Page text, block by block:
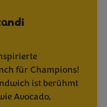
für Champions!
ist berühmt
Avocado,